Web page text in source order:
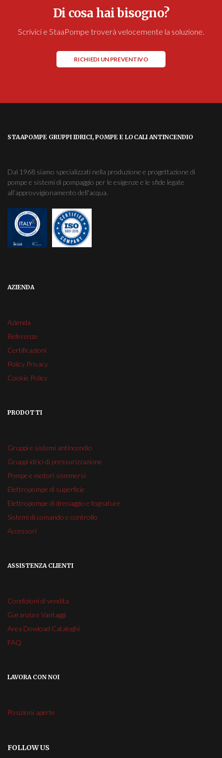
Di cosa hai bisogno?
Scrivici e StaaPompe troverà velocemente la soluzione.
RICHIEDI UN PREVENTIVO
STAAPOMPE GRUPPI IDRICI, POMPE E LOCALI ANTINCENDIO
Dal 1968 siamo specializzati nella produzione e progettazione di
pompe e sistemi di pompaggio per le esigenze e le sfide legate
all’approvvigionamento dell'acqua.
AZIENDA
Azienda
Referenze
Certificazioni
Policy Privacy
Cookie Policy
PRODOTTI
Gruppi e sistemi antincendio
Gruppi idrici di pressurizzazione
Pompe e motori sommersi
Elettropompe di superficie
Elettropompe di drenaggio e fognature
Sistemi di comando e controllo
Accessori
ASSISTENZA CLIENTI
Condizioni di vendita
Garanzia e Vantaggi
Area Dowload Cataloghi
FAQ
LAVORA CON NOI
Posizioni aperte
FOLLOW US